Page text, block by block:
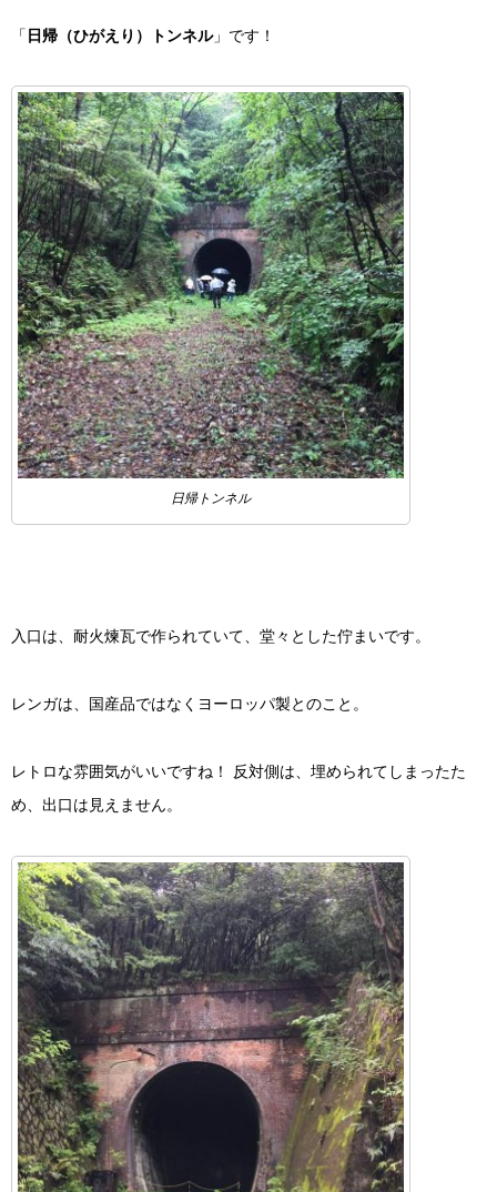
「日帰（ひがえり）トンネル」です！
日帰トンネル
入口は、耐火煉瓦で作られていて、堂々とした佇まいです。
レンガは、国産品ではなくヨーロッパ製とのこと。
レトロな雰囲気がいいですね！ 反対側は、埋められてしまったた
め、出口は見えません。